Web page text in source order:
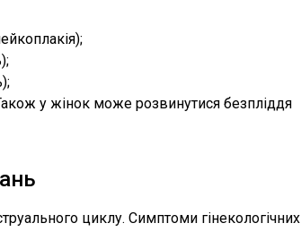
у жінок може розвинутися безпліддя
циклу. Симптоми гінекологічних